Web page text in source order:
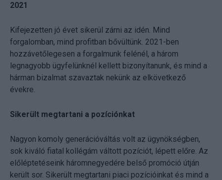
2021
Kifejezetten jó évet sikerül zárni az idén. Mind
forgalomban, mind profitban bővültünk. 2021-ben
hozzávetőlegesen a forgalmunk felénél, a három
legnagyobb ügyfelünknél kellett bizonyítanunk, és mind a
hárman bizalmat szavaztak nekünk az elkövetkező
évekre.
Sikerült megtartani a pozíciónkat
Nagyon komoly generációváltás volt az ügynökségben,
sok kiváló fiatal kollégám váltott pozíciót, lépett előre. Az
előléptetéseink háromnegyedére belső promóció útján
került sor. Sikerült megtartani piaci pozícióinkat és mind a